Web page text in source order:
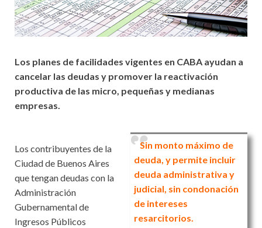
Los planes de facilidades vigentes en CABA ayudan a
cancelar las deudas y promover la reactivación
productiva de las micro, pequeñas y medianas
empresas.
Sin monto máximo de
deuda, y permite incluir
deuda administrativa y
judicial, sin condonación
de intereses
resarcitorios.
Los contribuyentes de la
Ciudad de Buenos Aires
que tengan deudas con la
Administración
Gubernamental de
Ingresos Públicos